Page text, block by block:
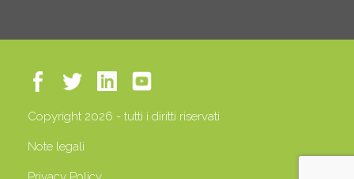
Copyright 2026 - tutti i diritti riservati
Note legali